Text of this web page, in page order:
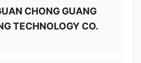
CHONG GUANG
TECHNOLOGY CO.